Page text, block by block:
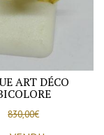
ART DÉCO
830,00€